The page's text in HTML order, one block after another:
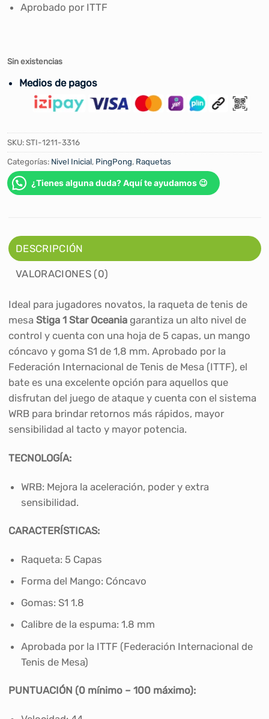
Aprobado por ITTF
Sin existencias
Medios de pagos
SKU:STI-1211-3316
Categorías: Nivel Inicial, PingPong, Raquetas
¿Tienes alguna duda? Aquí te ayudamos 😉
DESCRIPCIÓN
VALORACIONES (0)
Ideal para jugadores novatos, la raqueta de tenis de
mesa Stiga 1 Star Oceaniagarantiza un alto nivel de
control y cuenta con una hoja de 5 capas, un mango
cóncavo y goma S1 de 1,8 mm. Aprobado por la
Federación Internacional de Tenis de Mesa (ITTF), el
bate es una excelente opción para aquellos que
disfrutan del juego de ataque y cuenta con el sistema
WRB para brindar retornos más rápidos, mayor
sensibilidad al tacto y mayor potencia.
TECNOLOGÍA:
WRB: Mejora la aceleración, poder y extra
sensibilidad.
CARACTERÍSTICAS:
Raqueta: 5 Capas
Forma del Mango: Cóncavo
Gomas: S1 1.8
Calibre de la espuma: 1.8 mm
Aprobada por la ITTF (Federación Internacional de
Tenis de Mesa)
PUNTUACIÓN (0 mínimo – 100 máximo):